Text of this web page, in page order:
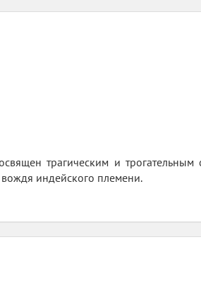
трагическим и
индейского племени.